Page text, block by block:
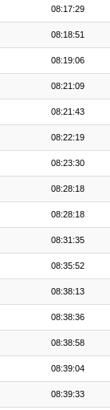
08:17:29
08:18:51
08:19:06
08:21:09
08:21:43
08:22:19
08:23:30
08:28:18
08:28:18
08:31:35
08:35:52
08:38:13
08:38:36
08:38:58
08:39:04
08:39:33